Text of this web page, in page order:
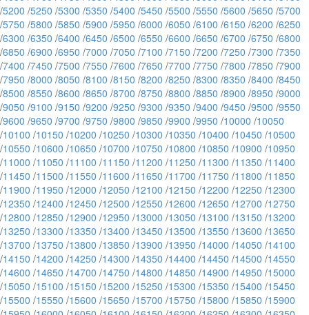
/5200 /5250 /5300 /5350 /5400 /5450 /5500 /5550 /5600 /5650 /5700
/5750 /5800 /5850 /5900 /5950 /6000 /6050 /6100 /6150 /6200 /6250
/6300 /6350 /6400 /6450 /6500 /6550 /6600 /6650 /6700 /6750 /6800
/6850 /6900 /6950 /7000 /7050 /7100 /7150 /7200 /7250 /7300 /7350
/7400 /7450 /7500 /7550 /7600 /7650 /7700 /7750 /7800 /7850 /7900
/7950 /8000 /8050 /8100 /8150 /8200 /8250 /8300 /8350 /8400 /8450
/8500 /8550 /8600 /8650 /8700 /8750 /8800 /8850 /8900 /8950 /9000
/9050 /9100 /9150 /9200 /9250 /9300 /9350 /9400 /9450 /9500 /9550
/9600 /9650 /9700 /9750 /9800 /9850 /9900 /9950 /10000 /10050
/10100 /10150 /10200 /10250 /10300 /10350 /10400 /10450 /10500
/10550 /10600 /10650 /10700 /10750 /10800 /10850 /10900 /10950
/11000 /11050 /11100 /11150 /11200 /11250 /11300 /11350 /11400
/11450 /11500 /11550 /11600 /11650 /11700 /11750 /11800 /11850
/11900 /11950 /12000 /12050 /12100 /12150 /12200 /12250 /12300
/12350 /12400 /12450 /12500 /12550 /12600 /12650 /12700 /12750
/12800 /12850 /12900 /12950 /13000 /13050 /13100 /13150 /13200
/13250 /13300 /13350 /13400 /13450 /13500 /13550 /13600 /13650
/13700 /13750 /13800 /13850 /13900 /13950 /14000 /14050 /14100
/14150 /14200 /14250 /14300 /14350 /14400 /14450 /14500 /14550
/14600 /14650 /14700 /14750 /14800 /14850 /14900 /14950 /15000
/15050 /15100 /15150 /15200 /15250 /15300 /15350 /15400 /15450
/15500 /15550 /15600 /15650 /15700 /15750 /15800 /15850 /15900